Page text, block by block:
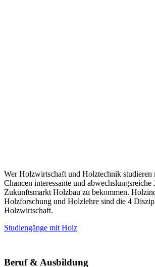
Wer Holzwirtschaft und Holztechnik studieren
Chancen interessante und abwechslungsreiche
Zukunftsmarkt Holzbau zu bekommen.
Holzforschung und Holzlehre sind die 4
Holzwirtschaft.
Studiengänge mit Holz
Beruf & Ausbildung